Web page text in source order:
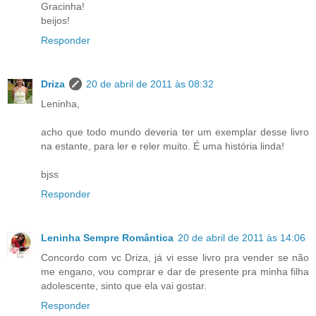
Gracinha!
beijos!
Responder
Driza
20 de abril de 2011 às 08:32
Leninha,
acho que todo mundo deveria ter um exemplar desse livro
na estante, para ler e reler muito. É uma história linda!
bjss
Responder
Leninha Sempre Romântica 20 de abril de 2011 às 14:06
Concordo com vc Driza, já vi esse livro pra vender se não
me engano, vou comprar e dar de presente pra minha filha
adolescente, sinto que ela vai gostar.
Responder